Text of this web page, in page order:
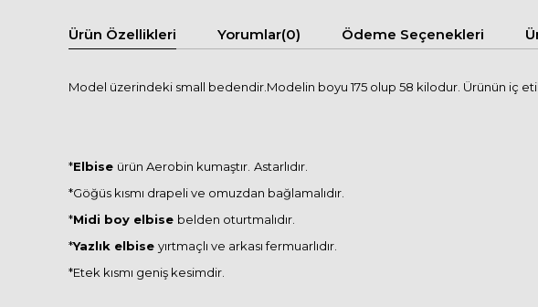
Ürün Özellikleri Yorumlar(0) Ödeme Seçenekleri
Model üzerindeki small bedendir.Modelin boyu 175 olup 58 kilodur. Ürünün iç
*Elbise ürün Aerobin kumaştır. Astarlıdır.
*Göğüs kısmı drapeli ve omuzdan bağlamalıdır.
*Midi boy elbise belden oturtmalıdır.
*Yazlık elbise yırtmaçlı ve arkası fermuarlıdır.
*Etek kısmı geniş kesimdir.